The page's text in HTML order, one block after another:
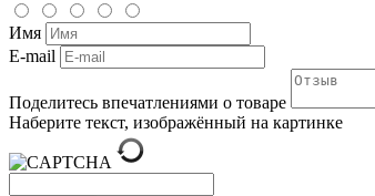
Имя
E-mail
Поделитесь впечатлениями о товаре
Наберите текст, изображённый на картинке